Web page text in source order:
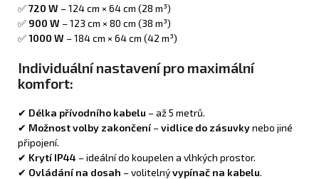
✅720 W – 124 cm × 64 cm (28 m³)
✅ 900 W – 123 cm × 80 cm (38 m³)
✅1000 W – 184 cm × 64 cm (42 m³)
Individuální nastavení pro maximální
komfort:
✔ Délka přívodního kabelu – až 5 metrů.
✔ Možnost volby zakončení –vidlice do zásuvkynebo jiné
připojení.
✔ Krytí IP44 – ideální do koupelen a vlhkých prostor.
✔ Ovládání na dosah – volitelnývypínač na kabelu.